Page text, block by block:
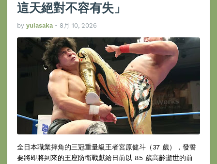
這天絕對不容有失」
by yuiasaka • 8月 10, 2026
全日本職業摔角的三冠重量級王者宮原健斗（37 歲），發誓
要將即將到來的王座防衛戰獻給日前以 85 歲高齡逝世的前